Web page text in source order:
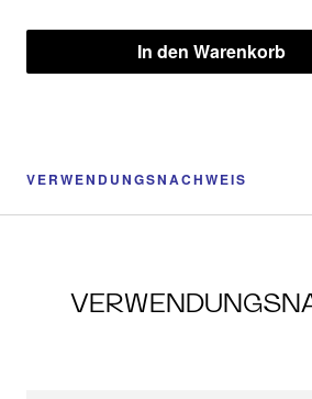
In den Warenkorb
VERWENDUNGSNACHWEIS